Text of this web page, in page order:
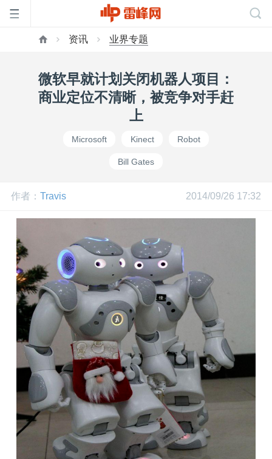
页
网
开
活
动
心
资讯 业界专题
微软早就计划关闭机器人项目：
商业定位不清晰，被竞争对手赶
上
Microsoft Kinect Robot
Bill Gates
作者： Travis 2014/09/26 17:32